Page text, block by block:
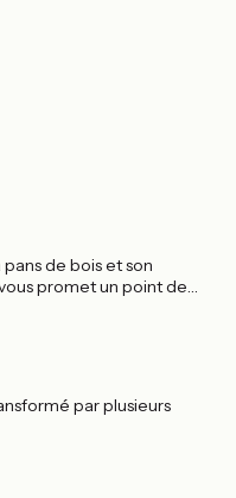
de bois et son
promet un point de
par plusieurs